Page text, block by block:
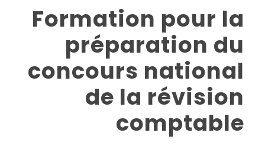
Formation pour la
préparation du
concours national
de la révision
comptable